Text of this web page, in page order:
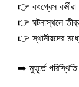
👉 কংগ্রেস
👉 ঘটনাস্থলে
👉 স্থানীয়দের
➡️ মুহূর্তে পরিস্থিতি